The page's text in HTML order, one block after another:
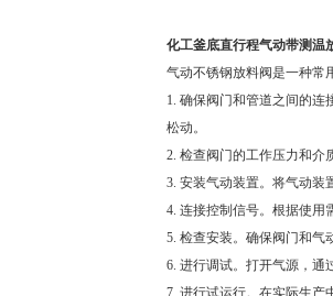
化工釜底直行程气动带测温
气动不锈钢放料阀是一种常
1. 确保阀门和管道之间的
松动。
2. 检查阀门的工作压力和介
3. 安装气动装置。将气动装
4. 连接控制信号。根据使用
5. 检查安装。确保阀门和气
6. 进行调试。打开气源，通
7. 进行试运行。在实际生产